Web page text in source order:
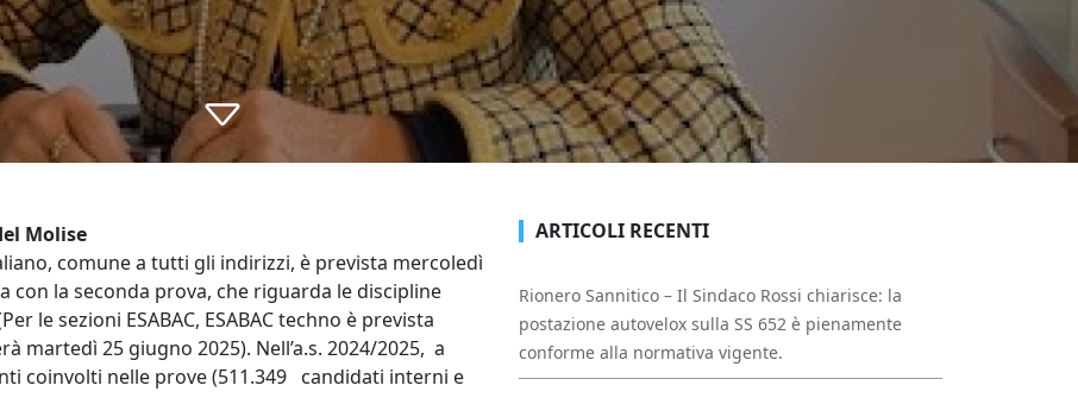
Molise
comune a tutti gli indirizzi, è prevista mercoledì
con la seconda prova, che riguarda le discipline
le sezioni ESABAC, ESABAC techno è prevista
martedì 25 giugno 2025). Nell’a.s. 2024/2025, a
coinvolti nelle prove (511.349 candidati interni e
ARTICOLI RECENTI
Rionero Sannitico – Il Sindaco Rossi chiarisce: la
postazione autovelox sulla SS 652 è pienamente
conforme alla normativa vigente.